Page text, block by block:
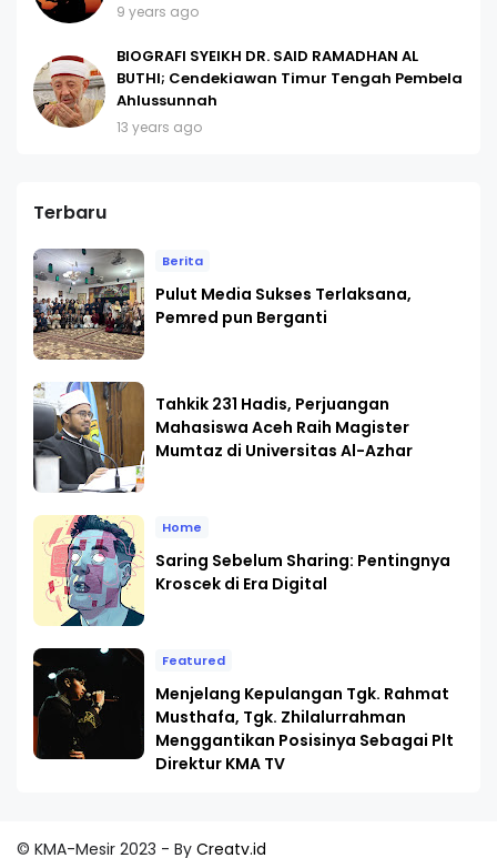
9 years ago
BIOGRAFI SYEIKH DR. SAID RAMADHAN AL
BUTHI; Cendekiawan Timur Tengah Pembela
Ahlussunnah
13 years ago
Terbaru
Berita
Pulut Media Sukses Terlaksana,
Pemred pun Berganti
Tahkik 231 Hadis, Perjuangan
Mahasiswa Aceh Raih Magister
Mumtaz di Universitas Al-Azhar
Home
Saring Sebelum Sharing: Pentingnya
Kroscek di Era Digital
Featured
Menjelang Kepulangan Tgk. Rahmat
Musthafa, Tgk. Zhilalurrahman
Menggantikan Posisinya Sebagai Plt
Direktur KMA TV
© KMA-Mesir 2023 - By Creatv.id